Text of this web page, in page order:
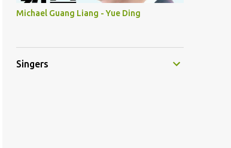
Michael Guang Liang - Yue Ding
Singers